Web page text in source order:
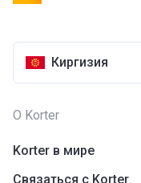
Киргизия
О Korter
Korter в мире
Связаться с Korter